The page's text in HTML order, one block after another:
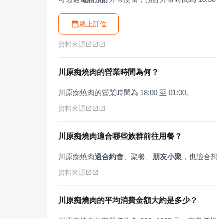
線上訂位
資料來源
川原痴燒肉的營業時間為何？
川原痴燒肉的營業時間為 18:00 至 01:00。
資料來源
川原痴燒肉適合哪些族群前往用餐？
川原痴燒肉適合約會 、聚餐、 朋友小聚 ，也適合
資料來源
川原痴燒肉的平均消費金額大約是多少？